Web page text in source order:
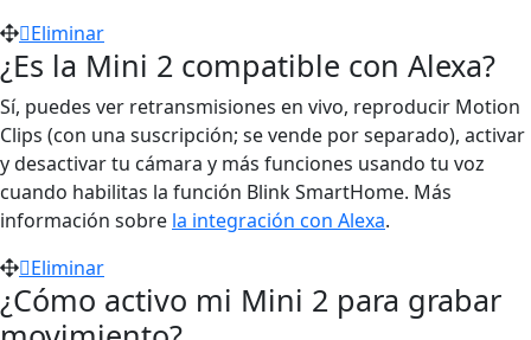
Eliminar
¿Es la Mini 2 compatible con Alexa?
Sí, puedes ver retransmisiones en vivo, reproducir Motion
Clips (con una suscripción; se vende por separado), activar
y desactivar tu cámara y más funciones usando tu voz
cuando habilitas la función Blink SmartHome. Más
información sobre la integración con Alexa.
Eliminar
¿Cómo activo mi Mini 2 para grabar